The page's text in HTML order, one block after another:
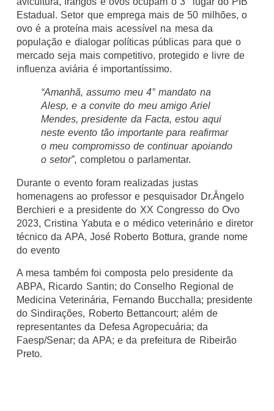
Estadual. Setor que emprega mais de 50 milhões, o
ovo é a proteína mais acessível na mesa da
população e dialogar políticas públicas para que o
mercado seja mais competitivo, protegido e livre de
influenza aviária é importantíssimo.
“Amanhã, assumo meu 4° mandato na
Alesp, e a convite do meu amigo Ariel
Mendes, presidente da Facta, estou aqui
neste evento tão importante para reafirmar
o meu compromisso de continuar apoiando
o setor”, completou o parlamentar.
Durante o evento foram realizadas justas
homenagens ao professor e pesquisador Dr.Ângelo
Berchieri e a presidente do XX Congresso do Ovo
2023, Cristina Yabuta e o médico veterinário e diretor
técnico da APA, José Roberto Bottura, grande nome
do evento
A mesa também foi composta pelo presidente da
ABPA, Ricardo Santin; do Conselho Regional de
Medicina Veterinária, Fernando Bucchalla; presidente
do Sindirações, Roberto Bettancourt; além de
representantes da Defesa Agropecuária; da
Faesp/Senar; da APA; e da prefeitura de Ribeirão
Preto.